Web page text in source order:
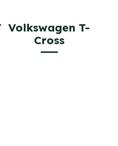
Volkswagen T-
Cross